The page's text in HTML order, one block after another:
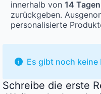
innerhalb von 14
zurückgeben.
personalisierte
Es gibt noch keine
Schreibe die erste